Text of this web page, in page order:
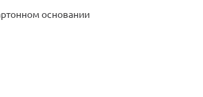
основании